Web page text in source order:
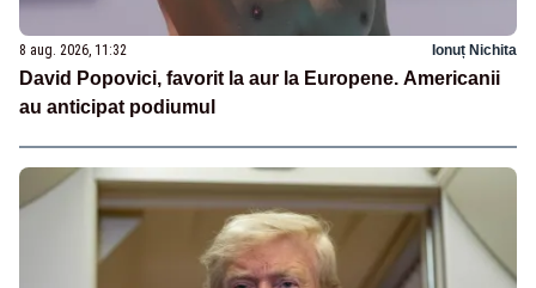
8 aug. 2026, 11:32 Ionuț Nichita
David Popovici, favorit la aur la Europene. Americanii
au anticipat podiumul